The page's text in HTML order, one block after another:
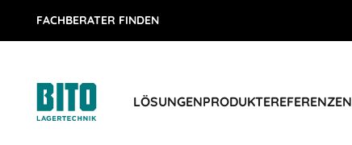
FACHBERATER FINDEN
LÖSUNGENPRODUKTEREFERENZEN